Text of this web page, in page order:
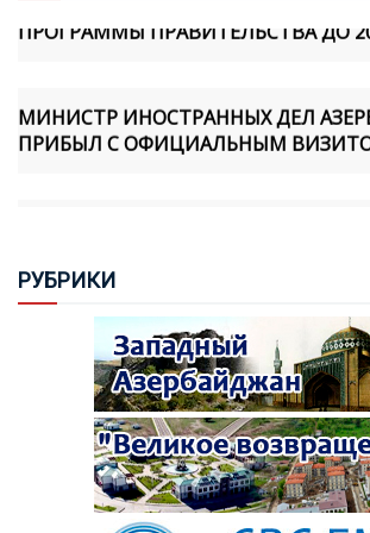
МИНИСТР ИНОСТРАННЫХ ДЕЛ
ПРИБЫЛ С ОФИЦИАЛЬНЫМ
САБИНА АЛИЕВА: МИННАЯ
СЕРЬЕЗНОЙ УГРОЗОЙ ДЛЯ
ПОЧЕМУ ВИЗИТ ПРЕЗИДЕНТА
КЫРГЫЗСТАН СТАЛ СОБЫТИЕМ
МАСШТАБА
РУБРИКИ